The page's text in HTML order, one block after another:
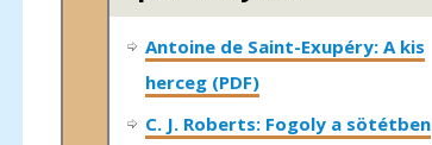
Antoine de Saint-Exupéry: A kis
herceg (PDF)
C. J. Roberts: Fogoly a sötétben